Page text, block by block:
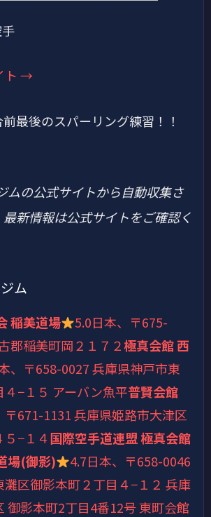
ト →
最後のスパーリング練習！！
ムの公式サイトから自動収集さ
新情報は公式サイトをご確認く
ム
稲美道場 5.0日本、〒675-
郡稲美町岡２１７２極真会館 西
、〒658-0027 兵庫県神戸市東
−１５ アーバン魚平普賢会館
〒671-1131 兵庫県姫路市大津区
−１４国際空手道連盟 極真会館
場(御影)
4.7日本、〒658-0046
区御影本町２丁目４−１２ 兵庫
御影本町2丁目4番12号 東町会館